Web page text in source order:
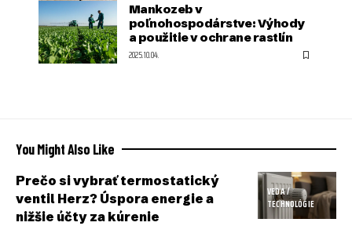
Mankozeb v
poľnohospodárstve: Výhody
a použitie v ochrane rastlín
2025.10.04.
You Might Also Like
VEDA /
TECHNOLÓGIE
Prečo si vybrať termostatický
ventil Herz? Úspora energie a
nižšie účty za kúrenie